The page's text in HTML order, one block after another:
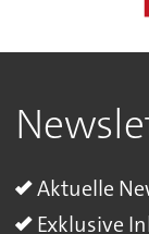
Aktuelle
Exklusive